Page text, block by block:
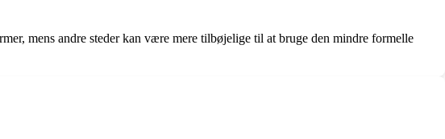
mens andre steder kan være mere tilbøjelige til at bruge den mindre formelle